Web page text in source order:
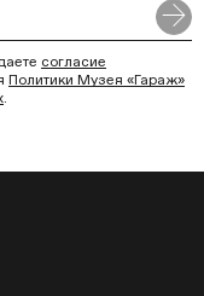
согласие
Политики Музея «Гараж»
.